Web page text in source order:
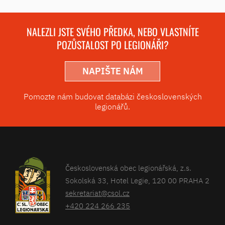
NALEZLI JSTE SVÉHO PŘEDKA, NEBO VLASTNÍTE
POZŮSTALOST PO LEGIONÁŘI?
NAPIŠTE NÁM
Pomozte nám budovat databázi československých
legionářů.
Československá obec legionářská, z.s.
Sokolská 33, Hotel Legie, 120 00 PRAHA 2
sekretariat@csol.cz
+420 224 266 235